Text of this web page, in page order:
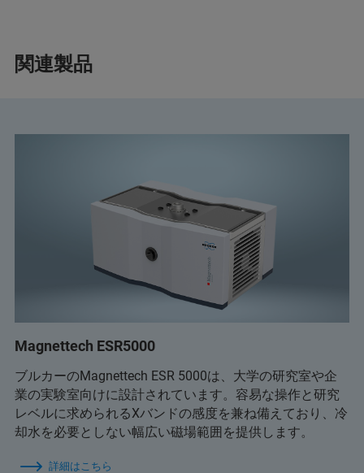
関連製品
Magnettech ESR5000
ブルカーのMagnettech ESR 5000は、大学の研究室や企
業の実験室向けに設計されています。容易な操作と研究
レベルに求められるXバンドの感度を兼ね備えており、冷
却水を必要としない幅広い磁場範囲を提供します。
詳細はこちら